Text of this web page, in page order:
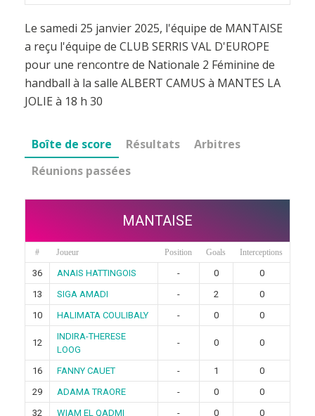
Le samedi 25 janvier 2025, l'équipe de MANTAISE
a reçu l'équipe de CLUB SERRIS VAL D'EUROPE
pour une rencontre de Nationale 2 Féminine de
handball à la salle ALBERT CAMUS à MANTES LA
JOLIE à 18 h 30
Boîte de score Résultats
Arbitres
Réunions passées
MANTAISE
# Joueur Position Goals Interceptions
36 ANAIS HATTINGOIS - 0
0
13
SIGA AMADI - 2
0
10
HALIMATA COULIBALY - 0 0
12
INDIRA-THERESE
LOOG
- 0 0
16 FANNY CAUET - 1
0
29
ADAMA TRAORE - 0
0
32
WIAM EL QADMI - 0 0